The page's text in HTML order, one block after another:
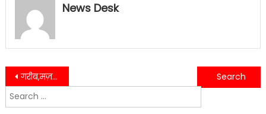
News Desk
Post
navigation
गरीब,मज़दूर परिवार के लोगों को अतिक्रमण के नाम पर उजाड़ने का काम कर रही धामी सरकार- हरीश दुबे……
अतिक्रमण के नाम पर विभिन्न सरकारी विभाग कानून की उड़ा रहे धज्जियां-रणजीत रावत…….
Search
for: